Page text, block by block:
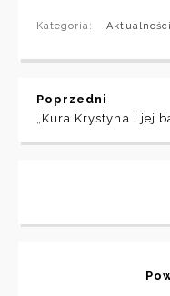
Kategoria: Aktualności
Poprzedni
„Kura Krystyna i jej